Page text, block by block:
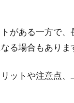
がある一方で
る場合もありま
ットや注意点